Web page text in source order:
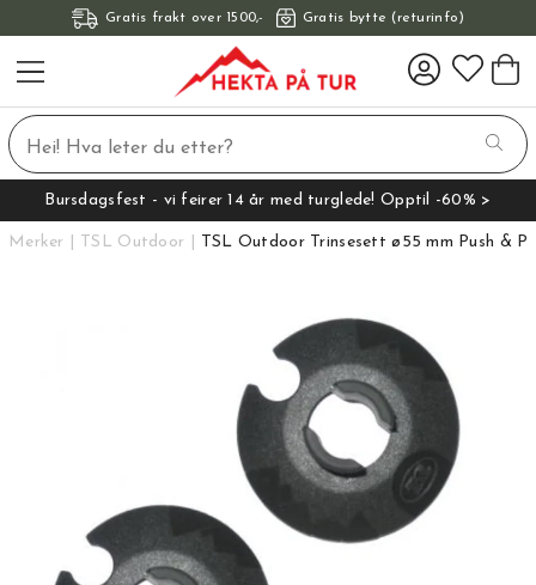
Gratis frakt over 1500,- Gratis bytte (returinfo)
Bursdagsfest - vi feirer 14 år med turglede! Opptil -60% >
Merker TSL Outdoor TSL Outdoor Trinsesett ø55 mm Push &